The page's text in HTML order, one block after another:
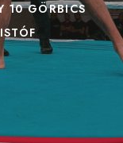
10 GÖRBICS